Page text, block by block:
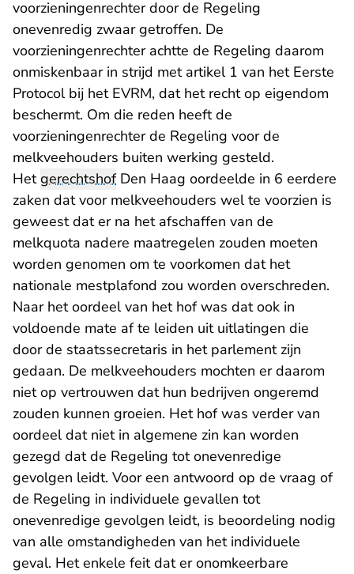
voorzieningenrechter door de Regeling
onevenredig zwaar getroffen. De
voorzieningenrechter achtte de Regeling daarom
onmiskenbaar in strijd met artikel 1 van het Eerste
Protocol bij het EVRM, dat het recht op eigendom
beschermt. Om die reden heeft de
voorzieningenrechter de Regeling voor de
melkveehouders buiten werking gesteld.
HetgerechtshofDen Haag oordeelde in 6 eerdere
zaken dat voor melkveehouders wel te voorzien is
geweest dat er na het afschaffen van de
melkquota nadere maatregelen zouden moeten
worden genomen om te voorkomen dat het
nationale mestplafond zou worden overschreden.
Naar het oordeel van het hof was dat ook in
voldoende mate af te leiden uit uitlatingen die
door de staatssecretaris in het parlement zijn
gedaan. De melkveehouders mochten er daarom
niet op vertrouwen dat hun bedrijven ongeremd
zouden kunnen groeien. Het hof was verder van
oordeel dat niet in algemene zin kan worden
gezegd dat de Regeling tot onevenredige
gevolgen leidt. Voor een antwoord op de vraag of
de Regeling in individuele gevallen tot
onevenredige gevolgen leidt, is beoordeling nodig
van alle omstandigheden van het individuele
geval. Het enkele feit dat er onomkeerbare